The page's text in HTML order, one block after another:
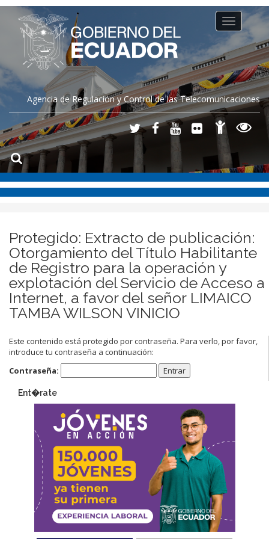
Agencia de Regulación y Control de las Telecomunicaciones
Toggle
navigation
Protegido: Extracto de publicación:
Otorgamiento del Título Habilitante
de Registro para la operación y
explotación del Servicio de Acceso a
Internet, a favor del señor LIMAICO
TAMBA WILSON VINICIO
Este contenido está protegido por contraseña. Para verlo, por favor,
introduce tu contraseña a continuación:
Contraseña:
Ent�rate